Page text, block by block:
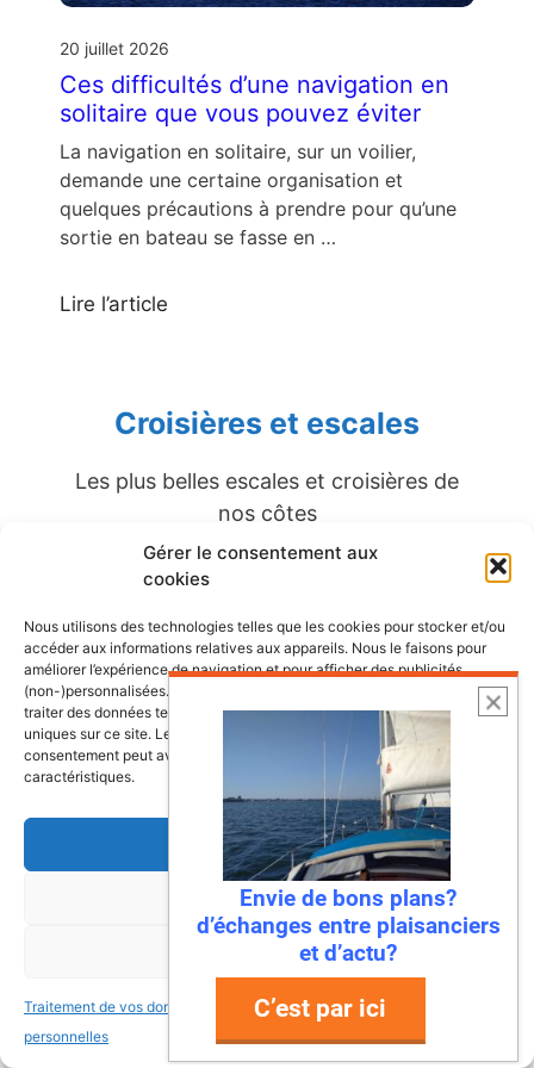
Gérer le consentement aux
cookies
Nous utilisons des technologies telles que les cookies pour stocker et/ou
accéder aux informations relatives aux appareils. Nous le faisons pour
améliorer l’expérience de navigation et pour afficher des publicités
(non-)personnalisées. Consentir à ces technologies nous autorisera à
traiter des données telles que le comportement de navigation ou les ID
uniques sur ce site. Le fait de ne pas consentir ou de retirer son
consentement peut avoir un effet négatif sur certaines fonctonnalités et
caractéristiques.
Accepter
Refuser
Voir les préférences
Traitement de vos données
personnelles
Traitement de vos données
personnelles
20 juillet 2026
Ces difficultés d’une navigation en
solitaire que vous pouvez éviter
La navigation en solitaire, sur un voilier,
demande une certaine organisation et
quelques précautions à prendre pour qu’une
sortie en bateau se fasse en …
Lire l’article
Croisières et escales
Les plus belles escales et croisières de
nos côtes
Envie de fraicheur ? Larguez les
Imaginez : des falaises vertigineuses qui
plongent dans une mer turquoise, des ports
Envie de bons plans?
d’échanges entre plaisanciers
et d’actu?
C’est par ici